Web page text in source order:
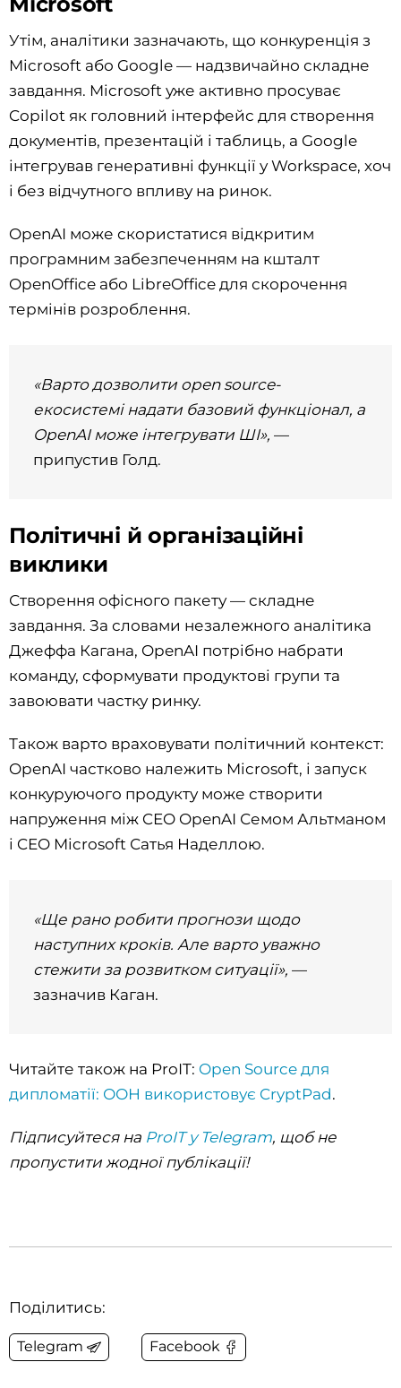
Утім, аналітики зазначають, що конкуренція з
Microsoft або Google — надзвичайно складне
завдання. Microsoft уже активно просуває
Copilot як головний інтерфейс для створення
документів, презентацій і таблиць, а Google
інтегрував генеративні функції у Workspace, хоч
і без відчутного впливу на ринок.
OpenAI може скористатися відкритим
програмним забезпеченням на кшталт
OpenOffice або LibreOffice для скорочення
термінів розроблення.
«Варто дозволити open source-
екосистемі надати базовий функціонал, а
OpenAI може інтегрувати ШІ», —
припустив Голд.
Політичні й організаційні
виклики
Створення офісного пакету — складне
завдання. За словами незалежного аналітика
Джеффа Кагана, OpenAI потрібно набрати
команду, сформувати продуктові групи та
завоювати частку ринку.
Також варто враховувати політичний контекст:
OpenAI частково належить Microsoft, і запуск
конкуруючого продукту може створити
напруження між CEO OpenAI Семом Альтманом
і CEO Microsoft Сатья Наделлою.
«Ще рано робити прогнози щодо
наступних кроків. Але варто уважно
стежити за розвитком ситуації»,—
зазначив Каган.
Читайте також на ProIT: Open Source для
дипломатії: ООН використовує CryptPad.
Підписуйтеся на ProIT у Telegram, щоб не
пропустити жодної публікації!
Поділитись:
Telegram Facebook